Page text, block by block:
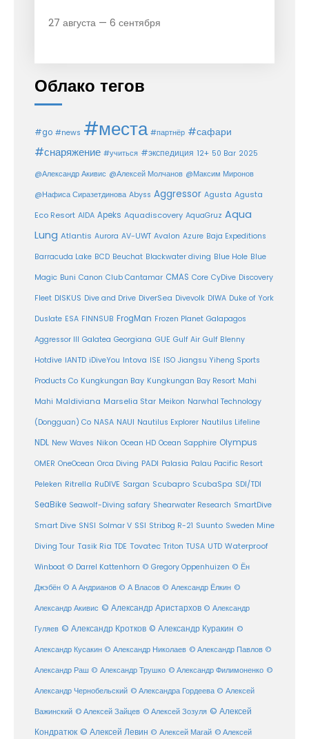
27 августа — 6 сентября
Облако тегов
#go #news #места #партнёр #сафари
#снаряжение #учиться #экспедиция 12+ 50 Bar 2025
@Александр Акивис @Алексей Молчанов @Максим Миронов
@Нафиса Сиразетдинова Abyss Aggressor Agusta Agusta
Eco Resort AIDA Apeks Aquadiscovery AquaGruz Aqua
Lung Atlantis Aurora AV-UWT Avalon Azure Baja Expeditions
Barracuda Lake BCD Beuchat Blackwater diving Blue Hole Blue
Magic Buni Canon Club Cantamar CMAS Core CyDive Discovery
Fleet DISKUS Dive and Drive DiverSea Divevolk DIWA Duke of York
Duslate ESA FINNSUB FrogMan Frozen Planet Galapagos
Aggressor III Galatea Georgiana GUE Gulf Air Gulf Blenny
Hotdive IANTD iDiveYou Intova ISE ISO Jiangsu Yiheng Sports
Products Co Kungkungan Bay Kungkungan Bay Resort Mahi
Mahi Maldiviana Marselia Star Meikon Narwhal Technology
(Dongguan) Co NASA NAUI Nautilus Explorer Nautilus Lifeline
NDL New Waves Nikon Ocean HD Ocean Sapphire Olympus
OMER OneOcean Orca Diving PADI Palasia Palau Pacific Resort
Peleken Ritrella RuDIVE Sargan Scubapro ScubaSpa SDI/TDI
SeaBike Seawolf-Diving safary Shearwater Research SmartDive
Smart Dive SNSI Solmar V SSI Stribog R-21 Suunto Sweden Mine
Diving Tour Tasik Ria TDE Tovatec Triton TUSA UTD Waterproof
Winboat © Darrel Kattenhorn © Gregory Oppenhuizen © Ён
Джэбён © А Андрианов © А Власов © Александр Ёлкин ©
Александр Акивис © Александр Аристархов © Александр
Гуляев © Александр Кротков © Александр Куракин ©
Александр Кусакин © Александр Николаев © Александр Павлов ©
Александр Раш © Александр Трушко © Александр Филимоненко ©
Александр Чернобельский © Александра Гордеева © Алексей
Важинский © Алексей Зайцев © Алексей Зозуля © Алексей
Кондратюк © Алексей Левин © Алексей Магай © Алексей